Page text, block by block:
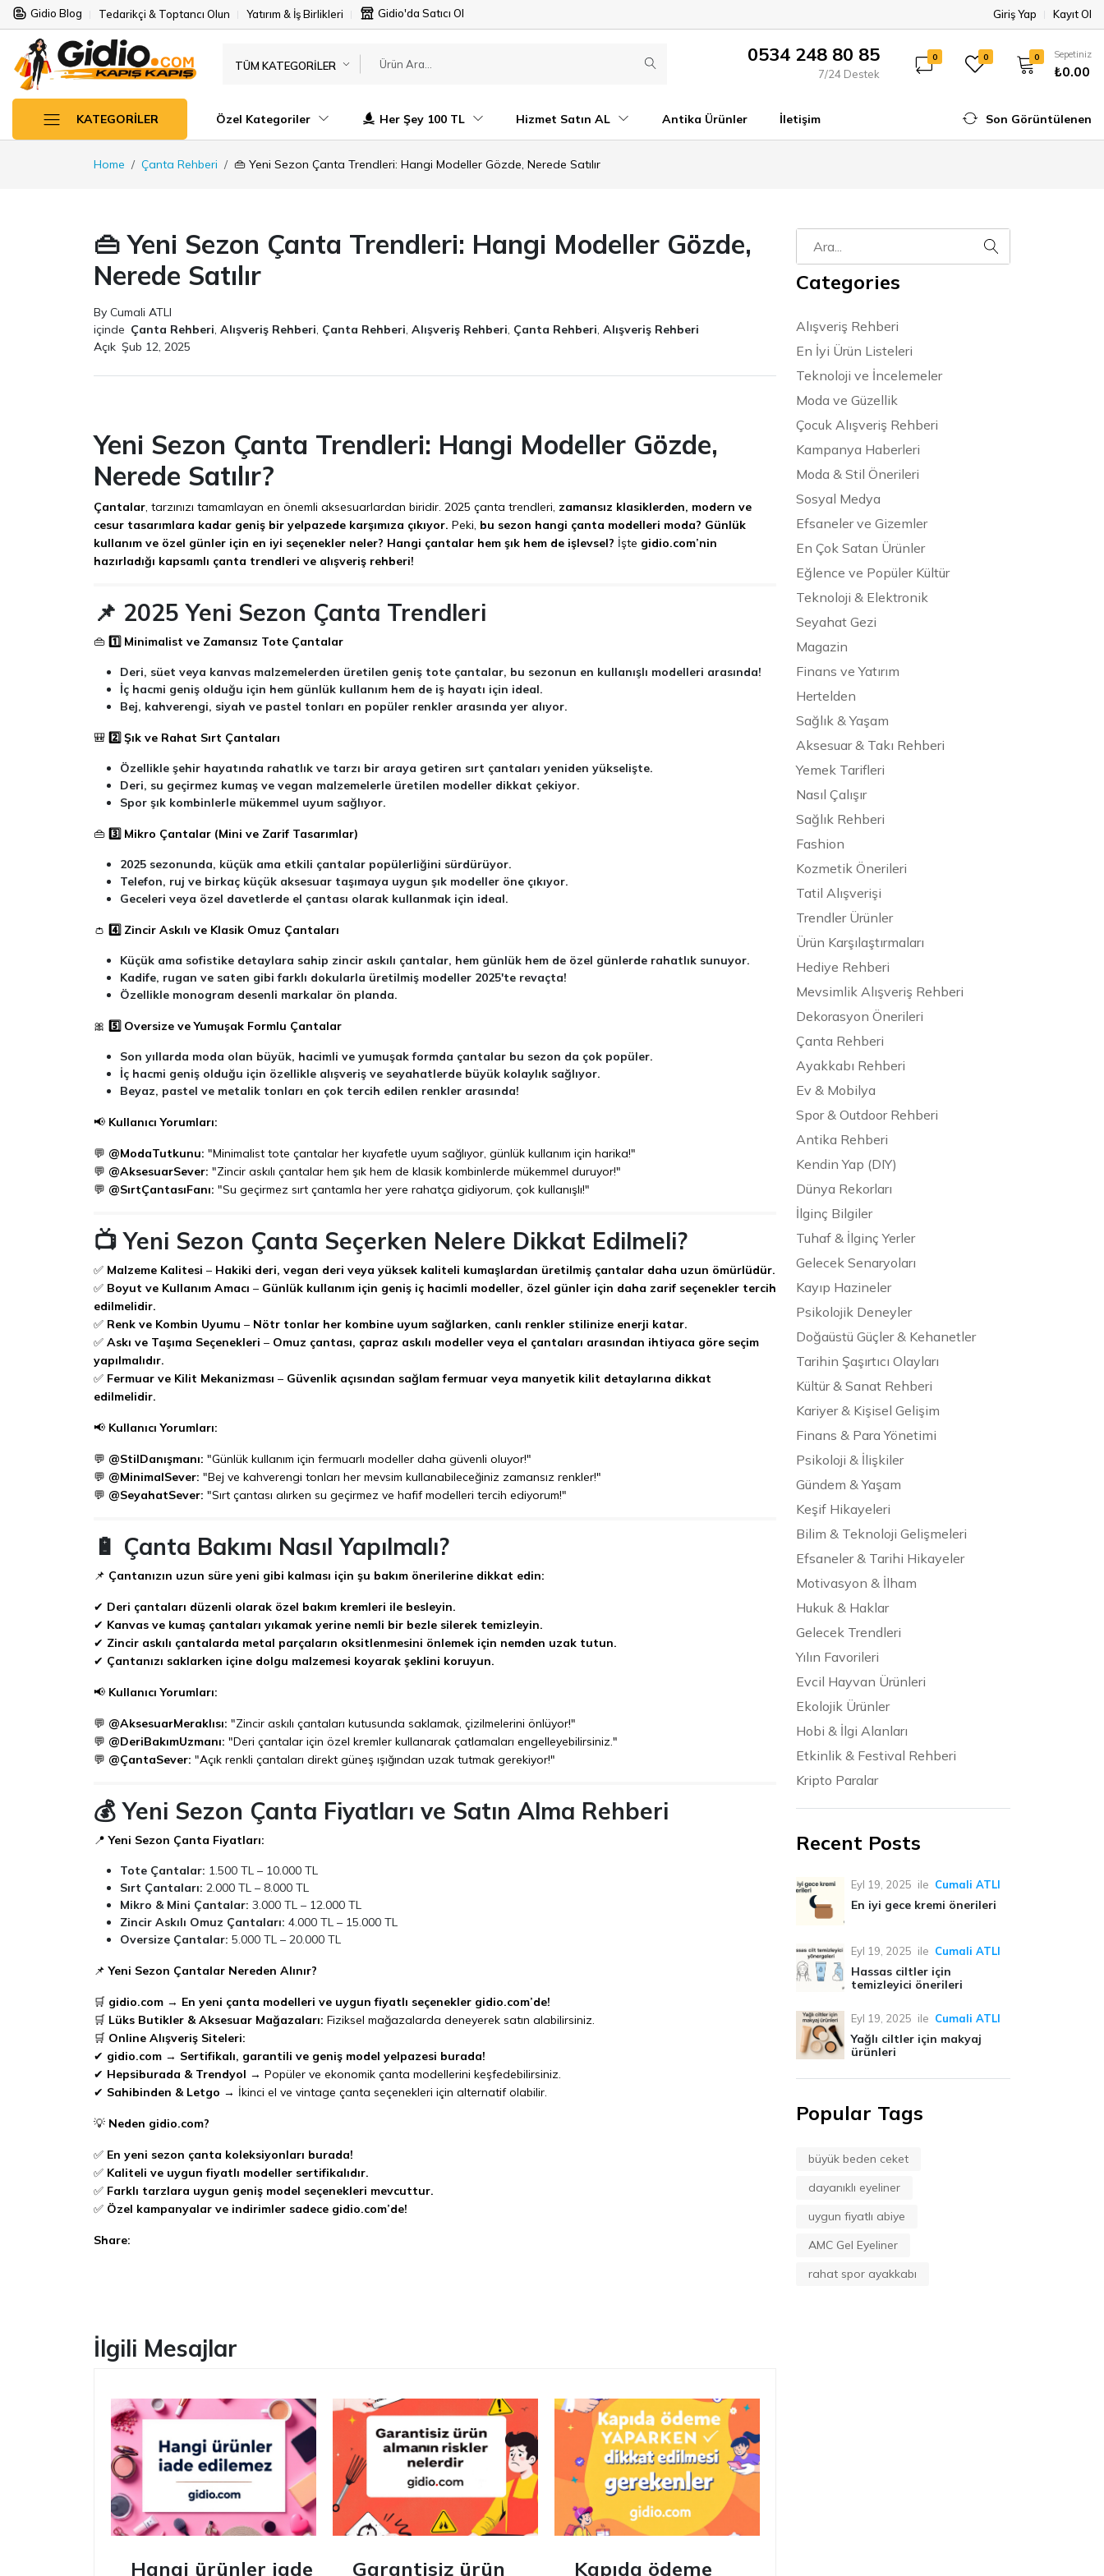
Gidio Blog Tedarikçi & Toptancı Olun Yatırım & İş Birlikleri Gidio'da Satıcı Ol Giriş Yap Kayıt Ol
TÜM KATEGORILER 0534 248 80 85
7/24 Destek
0 0 0 Sepetiniz
₺0.00
KATEGORILER Özel Kategoriler Her Şey 100 TL Hizmet Satın AL Antika Ürünler İletişim Son Görüntülenen
Home Çanta Rehberi 👜 Yeni Sezon Çanta Trendleri: Hangi Modeller Gözde, Nerede Satılır
👜 Yeni Sezon Çanta Trendleri: Hangi Modeller Gözde,
Nerede Satılır
By Cumali ATLI
içinde Çanta Rehberi Alışveriş Rehberi Çanta Rehberi Alışveriş Rehberi Çanta Rehberi Alışveriş Rehberi
Açık Şub 12, 2025
Yeni Sezon Çanta Trendleri: Hangi Modeller Gözde,
Nerede Satılır?
Çantalar , tarzınızı tamamlayan en önemli aksesuarlardan biridir. 2025 çanta trendleri, zamansız klasiklerden, modern ve
cesur tasarımlara kadar geniş bir yelpazede karşımıza çıkıyor. Peki, bu sezon hangi çanta modelleri moda? Günlük
kullanım ve özel günler için en iyi seçenekler neler? Hangi çantalar hem şık hem de işlevsel? İşte gidio.com’nin
hazırladığı kapsamlı çanta trendleri ve alışveriş rehberi!
📌 2025 Yeni Sezon Çanta Trendleri
👜 1️⃣ Minimalist ve Zamansız Tote Çantalar
Deri, süet veya kanvas malzemelerden üretilen geniş tote çantalar, bu sezonun en kullanışlı modelleri arasında!
İç hacmi geniş olduğu için hem günlük kullanım hem de iş hayatı için ideal.
Bej, kahverengi, siyah ve pastel tonları en popüler renkler arasında yer alıyor.
🎒 2️⃣ Şık ve Rahat Sırt Çantaları
Özellikle şehir hayatında rahatlık ve tarzı bir araya getiren sırt çantaları yeniden yükselişte.
Deri, su geçirmez kumaş ve vegan malzemelerle üretilen modeller dikkat çekiyor.
Spor şık kombinlerle mükemmel uyum sağlıyor.
👜 3️⃣ Mikro Çantalar (Mini ve Zarif Tasarımlar)
2025 sezonunda, küçük ama etkili çantalar popülerliğini sürdürüyor.
Telefon, ruj ve birkaç küçük aksesuar taşımaya uygun şık modeller öne çıkıyor.
Geceleri veya özel davetlerde el çantası olarak kullanmak için ideal.
👛 4️⃣ Zincir Askılı ve Klasik Omuz Çantaları
Küçük ama sofistike detaylara sahip zincir askılı çantalar, hem günlük hem de özel günlerde rahatlık sunuyor.
Kadife, rugan ve saten gibi farklı dokularla üretilmiş modeller 2025'te revaçta!
Özellikle monogram desenli markalar ön planda.
🎀 5️⃣ Oversize ve Yumuşak Formlu Çantalar
Son yıllarda moda olan büyük, hacimli ve yumuşak formda çantalar bu sezon da çok popüler.
İç hacmi geniş olduğu için özellikle alışveriş ve seyahatlerde büyük kolaylık sağlıyor.
Beyaz, pastel ve metalik tonları en çok tercih edilen renkler arasında!
📢 Kullanıcı Yorumları:
💬 @ModaTutkunu: "Minimalist tote çantalar her kıyafetle uyum sağlıyor, günlük kullanım için harika!"
💬 @AksesuarSever: "Zincir askılı çantalar hem şık hem de klasik kombinlerde mükemmel duruyor!"
💬 @SırtÇantasıFanı: "Su geçirmez sırt çantamla her yere rahatça gidiyorum, çok kullanışlı!"
📺 Yeni Sezon Çanta Seçerken Nelere Dikkat Edilmeli?
✅ Malzeme Kalitesi – Hakiki deri, vegan deri veya yüksek kaliteli kumaşlardan üretilmiş çantalar daha uzun ömürlüdür.
✅ Boyut ve Kullanım Amacı – Günlük kullanım için geniş iç hacimli modeller, özel günler için daha zarif seçenekler tercih
edilmelidir.
✅ Renk ve Kombin Uyumu – Nötr tonlar her kombine uyum sağlarken, canlı renkler stilinize enerji katar.
✅ Askı ve Taşıma Seçenekleri – Omuz çantası, çapraz askılı modeller veya el çantaları arasından ihtiyaca göre seçim
yapılmalıdır.
✅ Fermuar ve Kilit Mekanizması – Güvenlik açısından sağlam fermuar veya manyetik kilit detaylarına dikkat
edilmelidir.
📢 Kullanıcı Yorumları:
💬 @StilDanışmanı: "Günlük kullanım için fermuarlı modeller daha güvenli oluyor!"
💬 @MinimalSever: "Bej ve kahverengi tonları her mevsim kullanabileceğiniz zamansız renkler!"
💬 @SeyahatSever: "Sırt çantası alırken su geçirmez ve hafif modelleri tercih ediyorum!"
🔋 Çanta Bakımı Nasıl Yapılmalı?
📌 Çantanızın uzun süre yeni gibi kalması için şu bakım önerilerine dikkat edin:
✔ Deri çantaları düzenli olarak özel bakım kremleri ile besleyin.
✔ Kanvas ve kumaş çantaları yıkamak yerine nemli bir bezle silerek temizleyin.
✔ Zincir askılı çantalarda metal parçaların oksitlenmesini önlemek için nemden uzak tutun.
✔ Çantanızı saklarken içine dolgu malzemesi koyarak şeklini koruyun.
📢 Kullanıcı Yorumları:
💬 @AksesuarMeraklısı: "Zincir askılı çantaları kutusunda saklamak, çizilmelerini önlüyor!"
💬 @DeriBakımUzmanı: "Deri çantalar için özel kremler kullanarak çatlamaları engelleyebilirsiniz."
💬 @ÇantaSever: "Açık renkli çantaları direkt güneş ışığından uzak tutmak gerekiyor!"
💰 Yeni Sezon Çanta Fiyatları ve Satın Alma Rehberi
📍Yeni Sezon Çanta Fiyatları:
Tote Çantalar: 1.500 TL – 10.000 TL
Sırt Çantaları: 2.000 TL – 8.000 TL
Mikro & Mini Çantalar: 3.000 TL – 12.000 TL
Zincir Askılı Omuz Çantaları: 4.000 TL – 15.000 TL
Oversize Çantalar: 5.000 TL – 20.000 TL
📌Yeni Sezon Çantalar Nereden Alınır?
🛒 gidio.com → En yeni çanta modelleri ve uygun fiyatlı seçenekler gidio.com’de!
🛒 Lüks Butikler & Aksesuar Mağazaları: Fiziksel mağazalarda deneyerek satın alabilirsiniz.
🛒 Online Alışveriş Siteleri:
✔ gidio.com → Sertifikalı, garantili ve geniş model yelpazesi burada!
✔ Hepsiburada & Trendyol → Popüler ve ekonomik çanta modellerini keşfedebilirsiniz.
✔ Sahibinden & Letgo → İkinci el ve vintage çanta seçenekleri için alternatif olabilir.
💡 Neden gidio.com?
✅ En yeni sezon çanta koleksiyonları burada!
✅ Kaliteli ve uygun fiyatlı modeller sertifikalıdır.
✅ Farklı tarzlara uygun geniş model seçenekleri mevcuttur.
✅ Özel kampanyalar ve indirimler sadece gidio.com’de!
Share:
İlgili Mesajlar
Hangi ürünler iade
Garantisiz ürün
Kapıda ödeme
Categories
Alışveriş Rehberi
En İyi Ürün Listeleri
Teknoloji ve İncelemeler
Moda ve Güzellik
Çocuk Alışveriş Rehberi
Kampanya Haberleri
Moda & Stil Önerileri
Sosyal Medya
Efsaneler ve Gizemler
En Çok Satan Ürünler
Eğlence ve Popüler Kültür
Teknoloji & Elektronik
Seyahat Gezi
Magazin
Finans ve Yatırım
Hertelden
Sağlık & Yaşam
Aksesuar & Takı Rehberi
Yemek Tarifleri
Nasıl Çalışır
Sağlık Rehberi
Fashion
Kozmetik Önerileri
Tatil Alışverişi
Trendler Ürünler
Ürün Karşılaştırmaları
Hediye Rehberi
Mevsimlik Alışveriş Rehberi
Dekorasyon Önerileri
Çanta Rehberi
Ayakkabı Rehberi
Ev & Mobilya
Spor & Outdoor Rehberi
Antika Rehberi
Kendin Yap (DIY)
Dünya Rekorları
İlginç Bilgiler
Tuhaf & İlginç Yerler
Gelecek Senaryoları
Kayıp Hazineler
Psikolojik Deneyler
Doğaüstü Güçler & Kehanetler
Tarihin Şaşırtıcı Olayları
Kültür & Sanat Rehberi
Kariyer & Kişisel Gelişim
Finans & Para Yönetimi
Psikoloji & İlişkiler
Gündem & Yaşam
Keşif Hikayeleri
Bilim & Teknoloji Gelişmeleri
Efsaneler & Tarihi Hikayeler
Motivasyon & İlham
Hukuk & Haklar
Gelecek Trendleri
Yılın Favorileri
Evcil Hayvan Ürünleri
Ekolojik Ürünler
Hobi & İlgi Alanları
Etkinlik & Festival Rehberi
Kripto Paralar
Recent Posts
Eyl 19, 2025 ile Cumali ATLI
En iyi gece kremi önerileri
Eyl 19, 2025 ile Cumali ATLI
Hassas ciltler için
temizleyici önerileri
Eyl 19, 2025 ile Cumali ATLI
Yağlı ciltler için makyaj
ürünleri
Popular Tags
büyük beden ceket
dayanıklı eyeliner
uygun fiyatlı abiye
AMC Gel Eyeliner
rahat spor ayakkabı